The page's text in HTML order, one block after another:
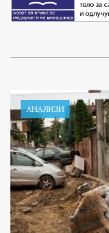
АНАЛИЗИ